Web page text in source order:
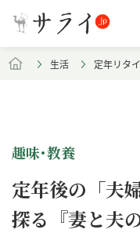
生活 定年リタ
趣味･教養
定年後の「夫
探る『妻と夫